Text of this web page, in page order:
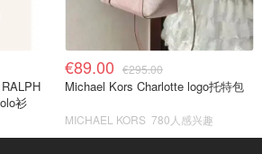
衫
€89.00 €295.00
Michael Kors Charlotte logo托特包
MICHAEL KORS 780人感兴趣